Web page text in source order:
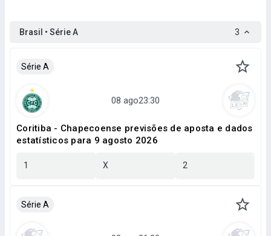
Brasil • Série A 3
Série A
Coritiba - Chapecoense previsões de aposta e dados
estatísticos para 9 agosto 2026
1 X 2
Série A